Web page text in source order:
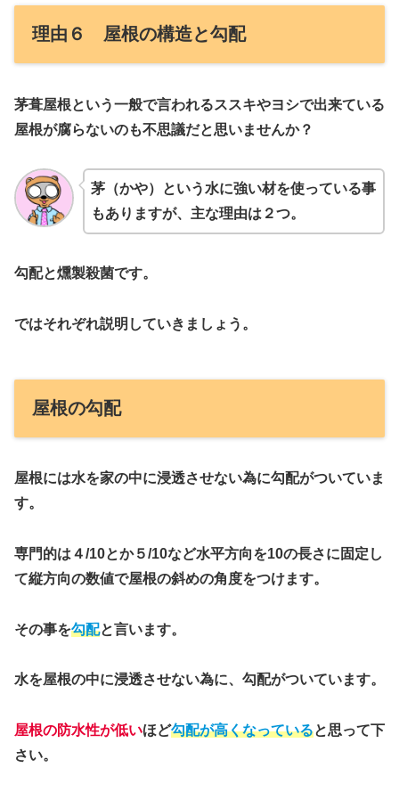
理由６ 屋根の構造と勾配
茅葺屋根という一般で言われるススキやヨシで出来ている
屋根が腐らないのも不思議だと思いませんか？
茅（かや）という水に強い材を使っている事
もありますが、主な理由は２つ。
勾配と燻製殺菌です。
ではそれぞれ説明していきましょう。
屋根の勾配
屋根には水を家の中に浸透させない為に勾配がついていま
す。
専門的は４/10とか５/10など水平方向を10の長さに固定し
て縦方向の数値で屋根の斜めの角度をつけます。
その事を勾配と言います。
水を屋根の中に浸透させない為に、勾配がついています。
屋根の防水性が低いほど勾配が高くなっていると思って下
さい。